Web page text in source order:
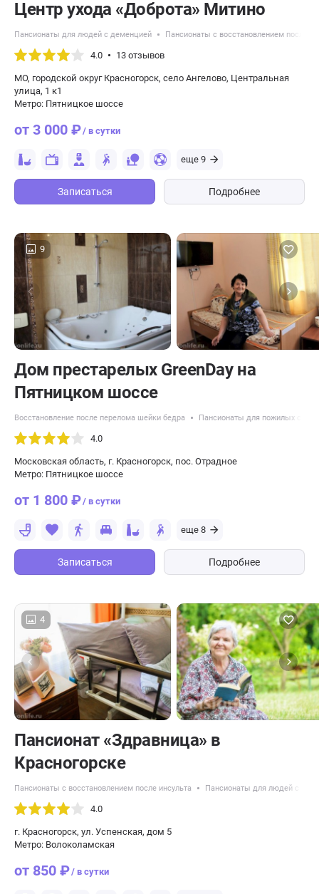
Центр ухода «Доброта» Митино
Пансионаты для людей с деменцией Пансионаты с восстановлением после
4.0 13 отзывов
МО, городской округ Красногорск, село Ангелово, ​Центральная
улица, 1 к1
Метро: Пятницкое шоссе
от 3 000 ₽/ в сутки
еще 9
Записаться Подробнее
9
Дом престарелых GreenDay на
Пятницком шоссе
Восстановление после перелома шейки бедра Пансионаты для пожилых с
4.0
Московская область, г. Красногорск, пос. Отрадное
Метро: Пятницкое шоссе
от 1 800 ₽/ в сутки
еще 8
Записаться Подробнее
4
Пансионат «Здравница» в
Красногорске
Пансионаты с восстановлением после инсульта Пансионаты для людей с
4.0
г. Красногорск, ул. Успенская, дом 5
Метро: Волоколамская
от 850 ₽/ в сутки